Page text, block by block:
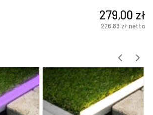
279,00 zł
226,83 złnetto